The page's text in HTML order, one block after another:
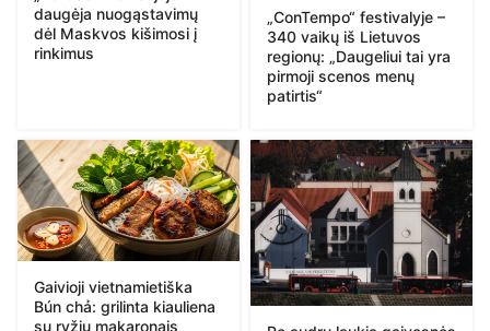
daugėja nuogąstavimų
dėl Maskvos kišimosi į
rinkimus
„ConTempo“ festivalyje –
340 vaikų iš Lietuvos
regionų: „Daugeliui tai yra
pirmoji scenos menų
patirtis“
Gaivioji vietnamietiška
Bún chả: grilinta kiauliena
su ryžių makaronais